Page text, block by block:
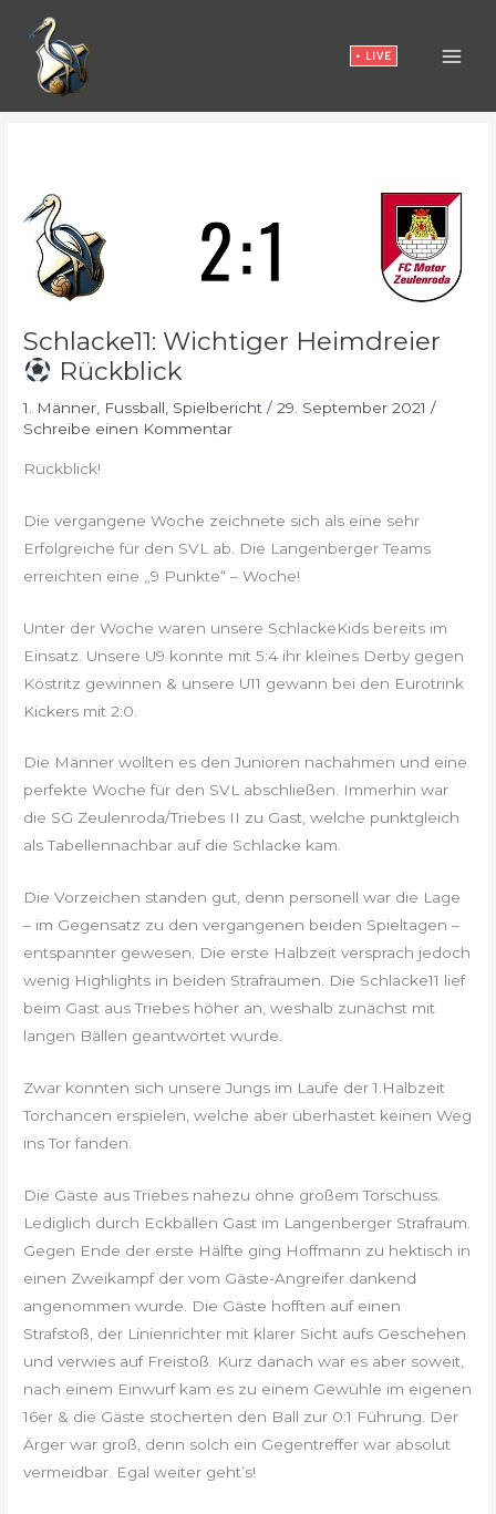
Inhalt
springen
• LIVE
Schlacke11: Wichtiger Heimdreier
Rückblick
1. Männer Fussball Spielbericht /29. September 2021/
Schreibe einen Kommentar
Rückblick!
Die vergangene Woche zeichnete sich als eine sehr
Erfolgreiche für den SVL ab. Die Langenberger Teams
erreichten eine „9 Punkte“ – Woche!
Unter der Woche waren unsere SchlackeKids bereits im
Einsatz. Unsere U9 konnte mit 5:4 ihr kleines Derby gegen
Köstritz gewinnen & unsere U11 gewann bei den Eurotrink
Kickers mit 2:0.
Die Männer wollten es den Junioren nachahmen und eine
perfekte Woche für den SVL abschließen. Immerhin war
die SG Zeulenroda/Triebes II zu Gast, welche punktgleich
als Tabellennachbar auf die Schlacke kam.
Die Vorzeichen standen gut, denn personell war die Lage
– im Gegensatz zu den vergangenen beiden Spieltagen –
entspannter gewesen. Die erste Halbzeit versprach jedoch
wenig Highlights in beiden Strafräumen. Die Schlacke11 lief
beim Gast aus Triebes höher an, weshalb zunächst mit
langen Bällen geantwortet wurde.
Zwar konnten sich unsere Jungs im Laufe der 1.Halbzeit
Torchancen erspielen, welche aber überhastet keinen Weg
ins Tor fanden.
Die Gäste aus Triebes nahezu ohne großem Torschuss.
Lediglich durch Eckbällen Gast im Langenberger Strafraum.
Gegen Ende der erste Hälfte ging Hoffmann zu hektisch in
einen Zweikampf der vom Gäste-Angreifer dankend
angenommen wurde. Die Gäste hofften auf einen
Strafstoß, der Linienrichter mit klarer Sicht aufs Geschehen
und verwies auf Freistoß. Kurz danach war es aber soweit,
nach einem Einwurf kam es zu einem Gewühle im eigenen
16er & die Gäste stocherten den Ball zur 0:1 Führung. Der
Ärger war groß, denn solch ein Gegentreffer war absolut
vermeidbar. Egal weiter geht’s!